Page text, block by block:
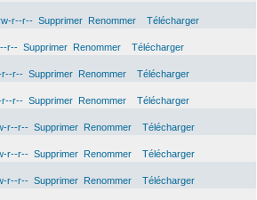
r--r-- Supprimer Renommer
Télécharger
r-- Supprimer Renommer
Télécharger
r--r-- Supprimer Renommer
Télécharger
r--r-- Supprimer Renommer
Télécharger
r--r-- Supprimer Renommer
Télécharger
r--r-- Supprimer Renommer
Télécharger
r--r-- Supprimer Renommer
Télécharger